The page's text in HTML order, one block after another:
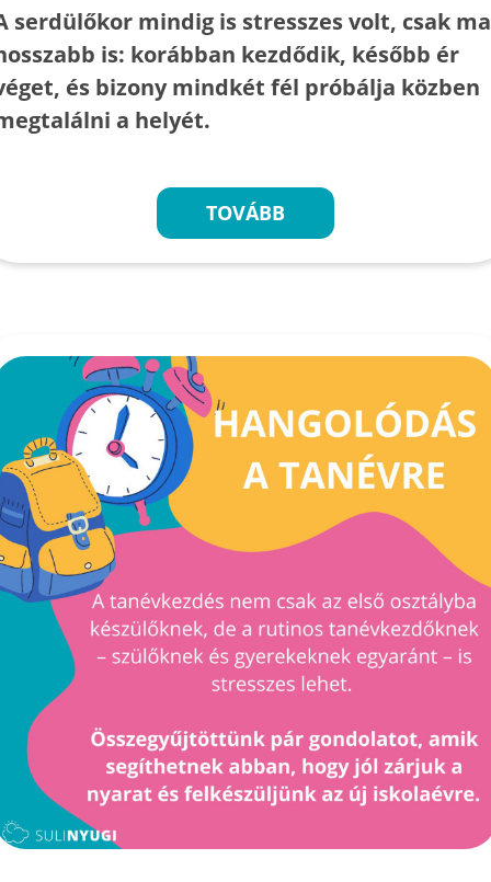
serdülőkor mindig is stresszes volt, csak ma
is: korábban kezdődik, később ér
és bizony mindkét fél próbálja közben
a helyét.
TOVÁBB